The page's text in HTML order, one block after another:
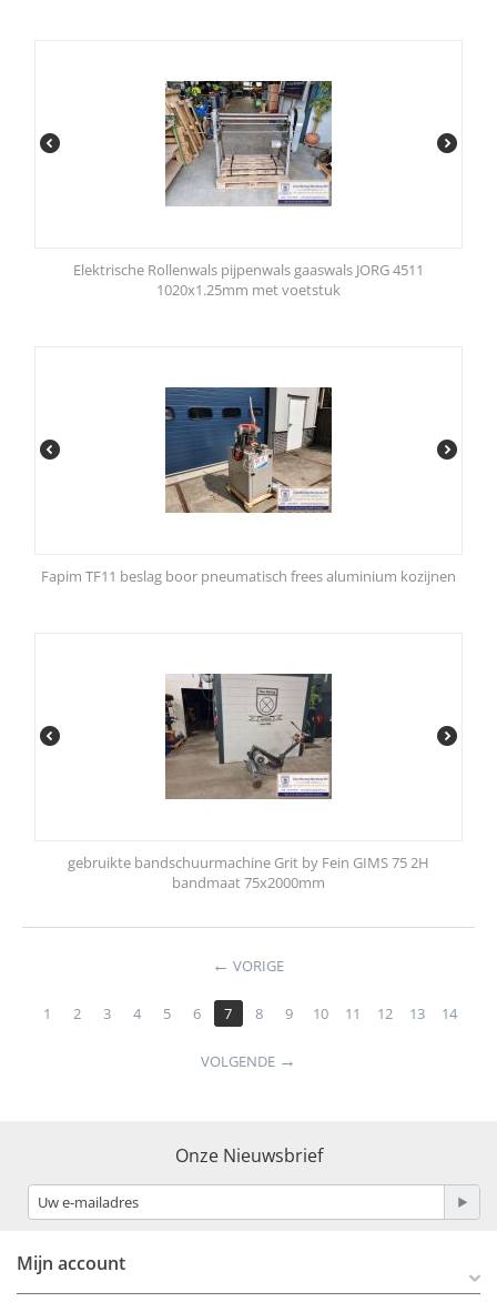
Elektrische Rollenwals pijpenwals gaaswals JORG 4511
1020x1.25mm met voetstuk
Fapim TF11 beslag boor pneumatisch frees aluminium kozijnen
gebruikte bandschuurmachine Grit by Fein GIMS 75 2H
bandmaat 75x2000mm
VORIGE
1 2 3 4 5 6 7 8 9 10 11 12 13 14
VOLGENDE
Onze Nieuwsbrief
Mijn account